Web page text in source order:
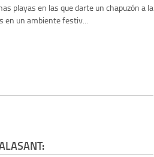
playas en las que darte un chapuzón a la
en un ambiente festiv...